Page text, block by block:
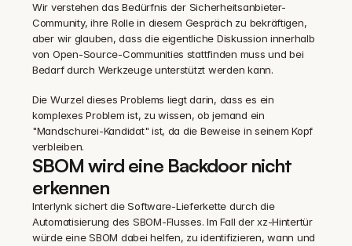
‍Wir verstehen das Bedürfnis der Sicherheitsanbieter-
Community, ihre Rolle in diesem Gespräch zu bekräftigen,
aber wir glauben, dass die eigentliche Diskussion innerhalb
von Open-Source-Communities stattfinden muss und bei
Bedarf durch Werkzeuge unterstützt werden kann.
‍Die Wurzel dieses Problems liegt darin, dass es ein
komplexes Problem ist, zu wissen, ob jemand ein
"Mandschurei-Kandidat" ist, da die Beweise in seinem Kopf
verbleiben.
SBOM wird eine Backdoor nicht
erkennen
Interlynk sichert die Software-Lieferkette durch die
Automatisierung des SBOM-Flusses. Im Fall der xz-Hintertür
würde eine SBOM dabei helfen, zu identifizieren, wann und